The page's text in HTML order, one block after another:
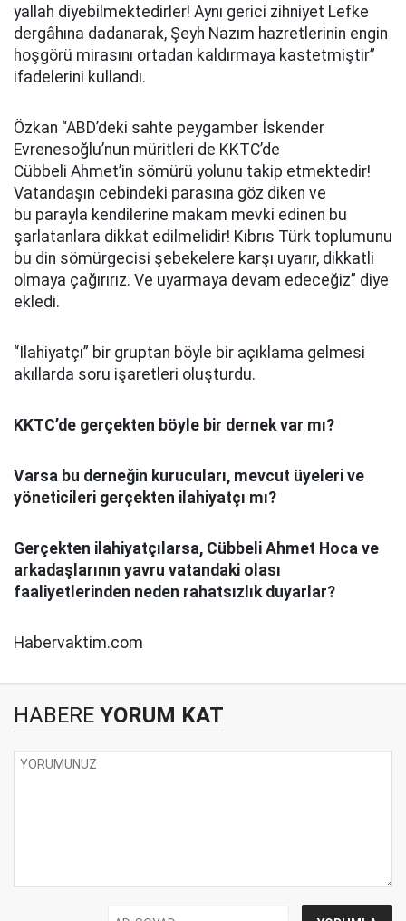
yallah diyebilmektedirler! Aynı gerici zihniyet Lefke
dergâhına dadanarak, Şeyh Nazım hazretlerinin engin
hoşgörü mirasını ortadan kaldırmaya kastetmiştir”
ifadelerini kullandı.
Özkan “ABD’deki sahte peygamber İskender
Evrenesoğlu’nun müritleri de KKTC’de
Cübbeli Ahmet’in sömürü yolunu takip etmektedir!
Vatandaşın cebindeki parasına göz diken ve
bu parayla kendilerine makam mevki edinen bu
şarlatanlara dikkat edilmelidir! Kıbrıs Türk toplumunu
bu din sömürgecisi şebekelere karşı uyarır, dikkatli
olmaya çağırırız. Ve uyarmaya devam edeceğiz” diye
ekledi.
“İlahiyatçı” bir gruptan böyle bir açıklama gelmesi
akıllarda soru işaretleri oluşturdu.
KKTC’de gerçekten böyle bir dernek var mı?
Varsa bu derneğin kurucuları, mevcut üyeleri ve
yöneticileri gerçekten ilahiyatçı mı?
Gerçekten ilahiyatçılarsa, Cübbeli Ahmet Hoca ve
arkadaşlarının yavru vatandaki olası
faaliyetlerinden neden rahatsızlık duyarlar?
Habervaktim.com
HABERE YORUM KAT